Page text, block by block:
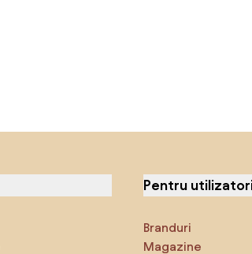
Pentru
Branduri
Magazine